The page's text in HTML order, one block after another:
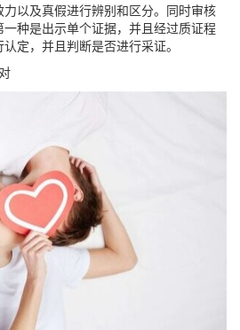
以及真假进行辨别和区分。同时审核
种是出示单个证据，并且经过质证程
定，并且判断是否进行采证。